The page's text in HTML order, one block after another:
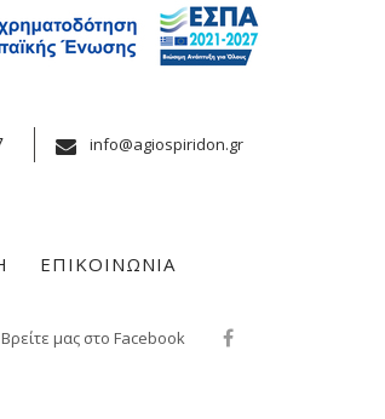
info@agiospiridon.gr
ΕΠΙΚΟΙΝΩΝΙΑ
Βρείτε μας στο Facebook